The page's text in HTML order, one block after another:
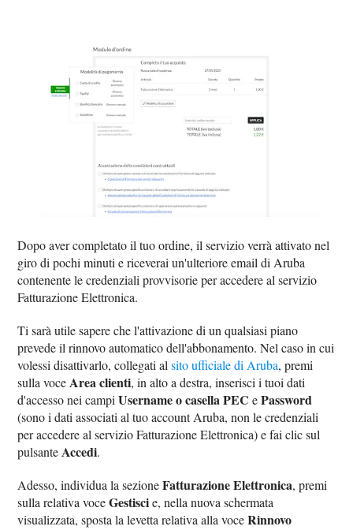
Dopo aver completato il tuo ordine, il servizio verrà attivato nel
giro di pochi minuti e riceverai un'ulteriore email di Aruba
contenente le credenziali provvisorie per accedere al servizio
Fatturazione Elettronica.
Ti sarà utile sapere che l'attivazione di un qualsiasi piano
prevede il rinnovo automatico dell'abbonamento. Nel caso in cui
volessi disattivarlo, collegati alsito ufficiale di Aruba, premi
sulla voce Area clienti, in alto a destra, inserisci i tuoi dati
d'accesso nei campiUsername o casella PEC ePassword
(sono i dati associati al tuo account Aruba, non le credenziali
per accedere al servizio Fatturazione Elettronica) e fai clic sul
pulsante Accedi.
Adesso, individua la sezioneFatturazione Elettronica, premi
sulla relativa voceGestiscie, nella nuova schermata
visualizzata, sposta la levetta relativa alla voceRinnovo